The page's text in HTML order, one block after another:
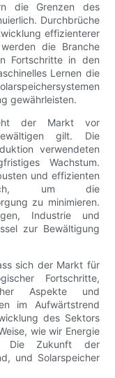
die Grenzen des
Durchbrüche
effizienterer
die Branche
Fortschritte in den
Lernen die
gewährleisten.
der Markt vor
gilt. Die
verwendeten
Wachstum.
und effizienten
um die
zu minimieren.
Industrie und
zur Bewältigung
sich der Markt für
Fortschritte,
Aspekte und
im Aufwärtstrend
des Sektors
wie wir Energie
Die Zukunft der
und Solarspeicher